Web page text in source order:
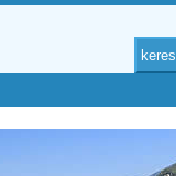
keres